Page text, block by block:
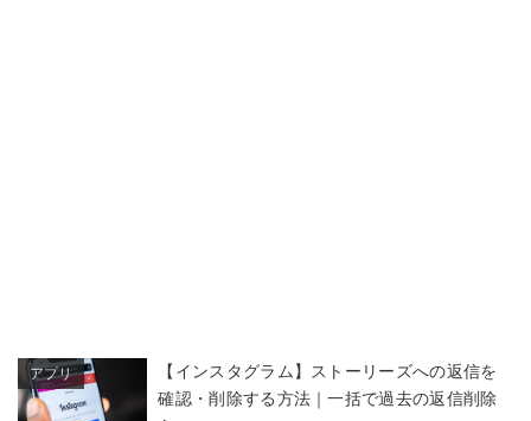
アプリ
【インスタグラム】ストーリーズへの返信を
確認・削除する方法｜一括で過去の返信削除